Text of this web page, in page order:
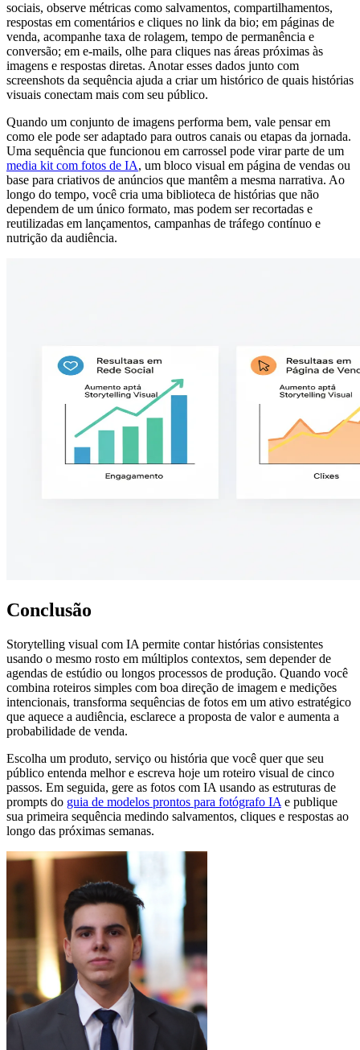
sociais, observe métricas como salvamentos, compartilhamentos,
respostas em comentários e cliques no link da bio; em páginas de
venda, acompanhe taxa de rolagem, tempo de permanência e
conversão; em e-mails, olhe para cliques nas áreas próximas às
imagens e respostas diretas. Anotar esses dados junto com
screenshots da sequência ajuda a criar um histórico de quais histórias
visuais conectam mais com seu público.
Quando um conjunto de imagens performa bem, vale pensar em
como ele pode ser adaptado para outros canais ou etapas da jornada.
Uma sequência que funcionou em carrossel pode virar parte de um
media kit com fotos de IA, um bloco visual em página de vendas ou
base para criativos de anúncios que mantêm a mesma narrativa. Ao
longo do tempo, você cria uma biblioteca de histórias que não
dependem de um único formato, mas podem ser recortadas e
reutilizadas em lançamentos, campanhas de tráfego contínuo e
nutrição da audiência.
Conclusão
Storytelling visual com IA permite contar histórias consistentes
usando o mesmo rosto em múltiplos contextos, sem depender de
agendas de estúdio ou longos processos de produção. Quando você
combina roteiros simples com boa direção de imagem e medições
intencionais, transforma sequências de fotos em um ativo estratégico
que aquece a audiência, esclarece a proposta de valor e aumenta a
probabilidade de venda.
Escolha um produto, serviço ou história que você quer que seu
público entenda melhor e escreva hoje um roteiro visual de cinco
passos. Em seguida, gere as fotos com IA usando as estruturas de
prompts do guia de modelos prontos para fotógrafo IA e publique
sua primeira sequência medindo salvamentos, cliques e respostas ao
longo das próximas semanas.